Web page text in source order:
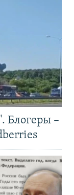
Блогеры –